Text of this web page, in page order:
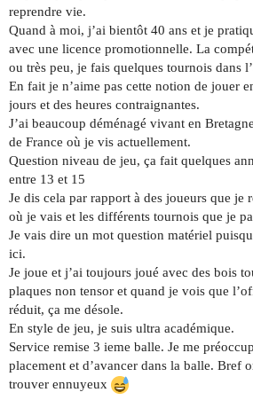
reprendre vie.
Quand à moi, j’ai bientôt 40 ans et je
avec une licence promotionnelle. La
ou très peu, je fais quelques tournois dans
En fait je n’aime pas cette notion de jouer
jours et des heures contraignantes.
J’ai beaucoup déménagé vivant en
de France où je vis actuellement.
Question niveau de jeu, ça fait quelques
entre 13 et 15
Je dis cela par rapport à des joueurs que je
où je vais et les différents tournois que je
Je vais dire un mot question matériel
ici.
Je joue et j’ai toujours joué avec des bois
plaques non tensor et quand je vois que
réduit, ça me désole.
En style de jeu, je suis ultra académique.
Service remise 3 ieme balle. Je me
placement et d’avancer dans la balle. Bref
trouver ennuyeux